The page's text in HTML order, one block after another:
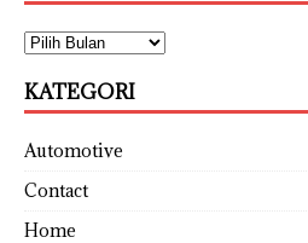
KATEGORI
Automotive
Contact
Home